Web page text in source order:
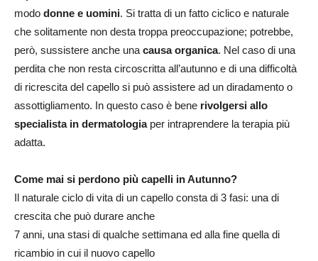
modo donne e uomini. Si tratta di un fatto ciclico e naturale
che solitamente non desta troppa preoccupazione; potrebbe,
però, sussistere anche una causa organica. Nel caso di una
perdita che non resta circoscritta all’autunno e di una difficoltà
di ricrescita del capello si può assistere ad un diradamento o
assottigliamento. In questo caso è bene rivolgersi allo
specialista in dermatologiaper intraprendere la terapia più
adatta.
Come mai si perdono più capelli in Autunno?
Il naturale ciclo di vita di un capello consta di 3 fasi: una di
crescita che può durare anche
7 anni, una stasi di qualche settimana ed alla fine quella di
ricambio in cui il nuovo capello